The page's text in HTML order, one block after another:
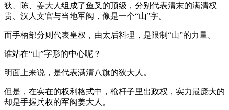
狄、陈、姜大人组成了鱼叉的顶级，分别代表清末的满清权
贵、汉人文官与当地军阀，像是一个“山”字。
而手柄部分则代表皇权，由太后料理，是限制“山”的力量。
谁站在“山”字形的中心呢？
明面上来说，是代表满清八旗的狄大人。
但是，在实在的权利格式中，枪杆子里出政权，实力最庞大的
却是手握兵权的军阀姜大人。